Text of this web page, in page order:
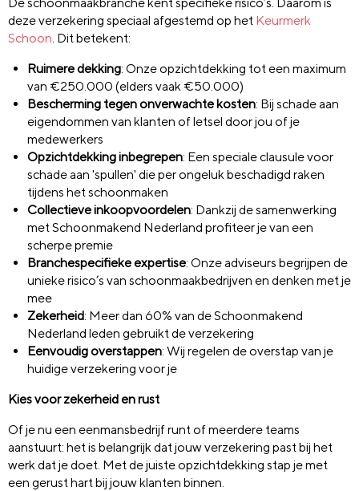
deze verzekering speciaal afgestemd op het Keurmerk
Schoon. Dit betekent:
Ruimere dekking: Onze opzichtdekking tot een maximum
van €250.000 (elders vaak €50.000)
Bescherming tegen onverwachte kosten: Bij schade aan
eigendommen van klanten of letsel door jou of je
medewerkers
Opzichtdekking inbegrepen: Een speciale clausule voor
schade aan 'spullen' die per ongeluk beschadigd raken
tijdens het schoonmaken
Collectieve inkoopvoordelen: Dankzij de samenwerking
met Schoonmakend Nederland profiteer je van een
scherpe premie
Branchespecifieke expertise: Onze adviseurs begrijpen de
unieke risico’s van schoonmaakbedrijven en denken met je
mee
Zekerheid: Meer dan 60% van de Schoonmakend
Nederland leden gebruikt de verzekering
Eenvoudig overstappen: Wij regelen de overstap van je
huidige verzekering voor je
Kies voor zekerheid en rust
Of je nu een eenmansbedrijf runt of meerdere teams
aanstuurt: het is belangrijk dat jouw verzekering past bij het
werk dat je doet. Met de juiste opzichtdekking stap je met
een gerust hart bij jouw klanten binnen.